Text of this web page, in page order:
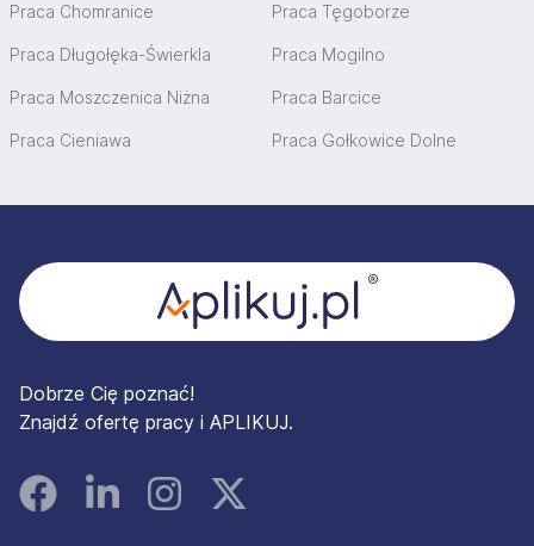
Praca Chomranice Praca Tęgoborze
Praca Długołęka-Świerkla Praca Mogilno
Praca Moszczenica Niżna Praca Barcice
Praca Cieniawa Praca Gołkowice Dolne
Dobrze Cię poznać!
Znajdź ofertę pracy i APLIKUJ.
FacebookLinked InInstagramInstagram